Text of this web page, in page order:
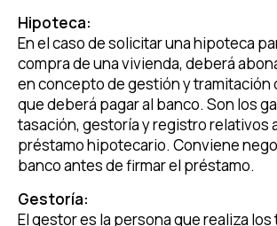
Hipoteca:
En el caso de solicitar una hipoteca
compra de una vivienda, deberá
en concepto de gestión y tramitación
que deberá pagar al banco. Son los
tasación, gestoría y registro relativos
préstamo hipotecario. Conviene
banco antes de firmar el préstamo.
Gestoría:
El gestor es la persona que realiza